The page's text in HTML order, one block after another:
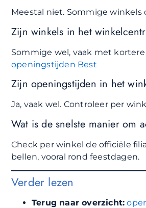
Meestal niet. Sommige winkels
Zijn winkels in het
Sommige wel, vaak met
openingstijden Best
Zijn openingstijden in het
Ja, vaak wel. Controleer per
Wat is de snelste manier om
Check per winkel de officiële
bellen, vooral rond feestdagen.
Verder lezen
Terug naar overzicht: